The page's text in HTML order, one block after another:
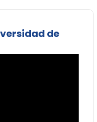
de